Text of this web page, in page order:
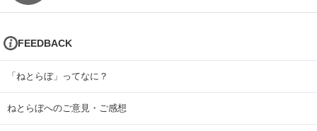
FEEDBACK
「ねとらぼ」ってなに？
ねとらぼへのご意見・ご感想